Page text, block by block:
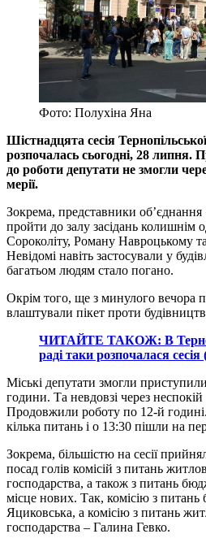
Фото: Полухіна Яна
Шістнадцята сесія
розпочалась сьогодні, 28 липня.
до роботи депутати не змогли
мерії.
Зокрема, представники
пройти до залу засідань колишнім
Сороколіту, Роману Навроцькому
Невідомі навіть застосували у
багатьом людям стало погано.
Окрім того, ще з минулого вечора
влаштували пікет проти
ЧИТАЙТЕ ТАКОЖ: В
раді таки розпочалася
Міські депутати змогли
години. Та невдовзі через неспокій
Продовжили роботу по 12-й
кілька питань і о 13:30 пішли на
Зокрема, більшістю на сесії
посад голів комісій з питань
господарства, а також з питань
місце нових. Так, комісію з
Яциковська, а комісію з питань
господарства – Галина Гевко.